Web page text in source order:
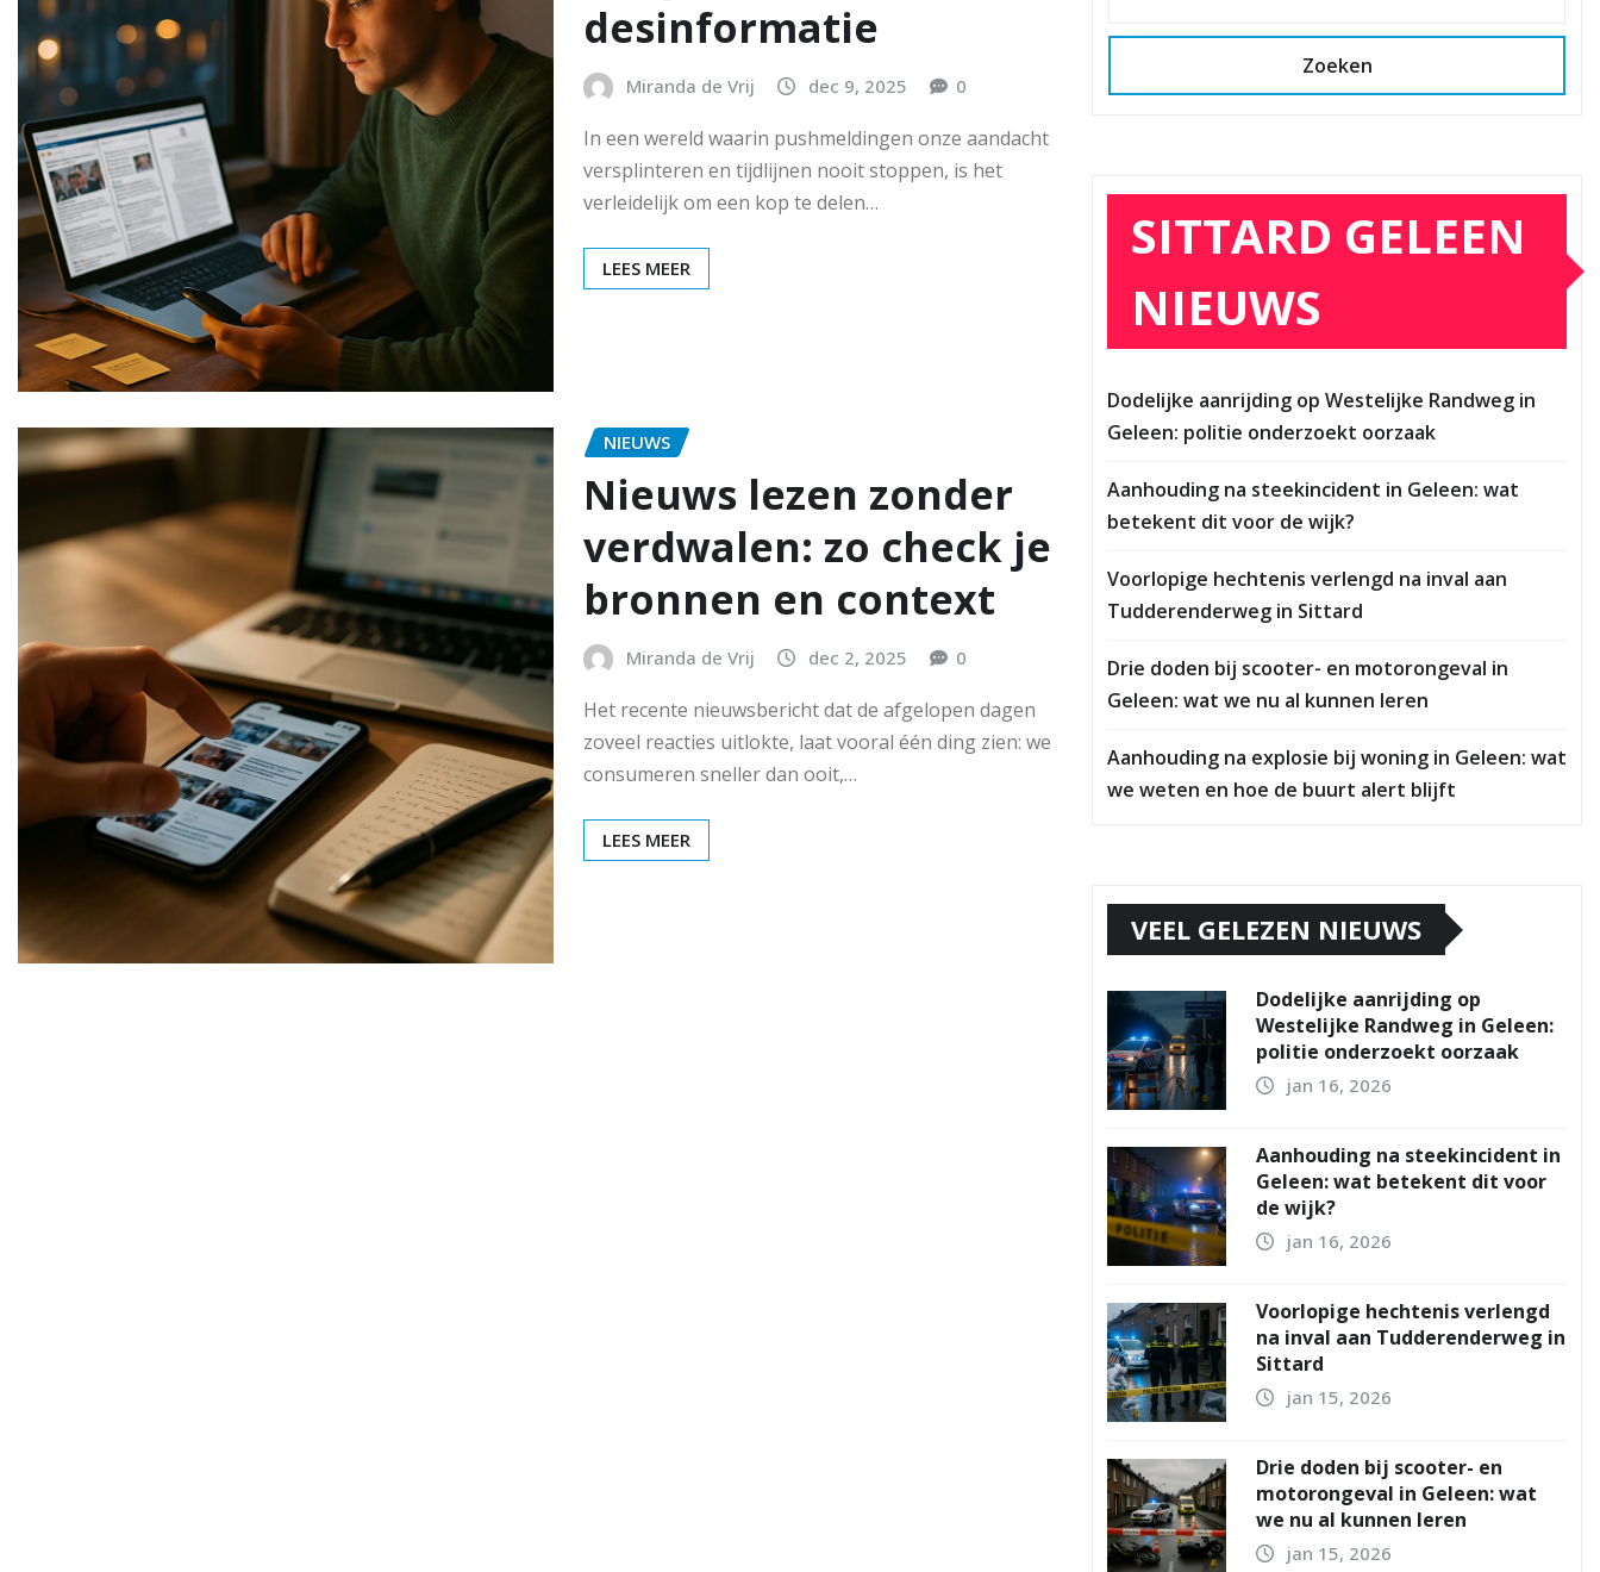
desinformatie
Miranda de Vrij dec 9, 2025 0
In een wereld waarin pushmeldingen onze aandacht
versplinteren en tijdlijnen nooit stoppen, is het
verleidelijk om een kop te delen…
LEES MEER
NIEUWS
Nieuws lezen zonder
verdwalen: zo check je
bronnen en context
Miranda de Vrij dec 2, 2025 0
Het recente nieuwsbericht dat de afgelopen dagen
zoveel reacties uitlokte, laat vooral één ding zien: we
consumeren sneller dan ooit,…
LEES MEER
Zoeken
SITTARD GELEEN
NIEUWS
Dodelijke aanrijding op Westelijke Randweg in
Geleen: politie onderzoekt oorzaak
Aanhouding na steekincident in Geleen: wat
betekent dit voor de wijk?
Voorlopige hechtenis verlengd na inval aan
Tudderenderweg in Sittard
Drie doden bij scooter- en motorongeval in
Geleen: wat we nu al kunnen leren
Aanhouding na explosie bij woning in Geleen: wat
we weten en hoe de buurt alert blijft
VEEL GELEZEN NIEUWS
Dodelijke aanrijding op
Westelijke Randweg in Geleen:
politie onderzoekt oorzaak
jan 16, 2026
Aanhouding na steekincident in
Geleen: wat betekent dit voor
de wijk?
jan 16, 2026
Voorlopige hechtenis verlengd
na inval aan Tudderenderweg in
Sittard
jan 15, 2026
Drie doden bij scooter- en
motorongeval in Geleen: wat
we nu al kunnen leren
jan 15, 2026